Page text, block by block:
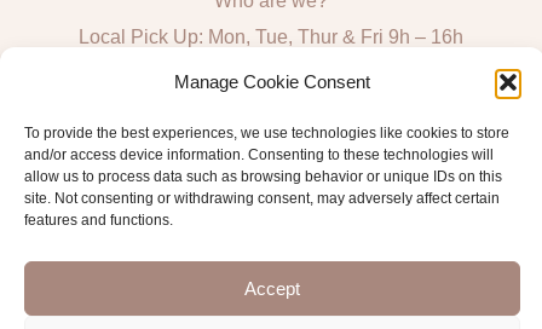
Manage Cookie Consent
To provide the best experiences, we use technologies like cookies to store
and/or access device information. Consenting to these technologies will
allow us to process data such as browsing behavior or unique IDs on this
site. Not consenting or withdrawing consent, may adversely affect certain
features and functions.
Accept
Local Pick Up: Mon, Tue, Thur & Fri 9h – 16h
Quick Links
Algemene voorwaarden consumenten
General Sales and Delivery Conditions
Verzend- en leveringsbeleid